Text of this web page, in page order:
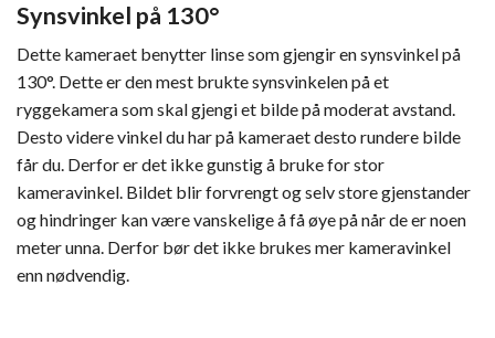
Synsvinkel på 130°
Dette kameraet benytter linse som gjengir en synsvinkel på
130°. Dette er den mest brukte synsvinkelen på et
ryggekamera som skal gjengi et bilde på moderat avstand.
Desto videre vinkel du har på kameraet desto rundere bilde
får du. Derfor er det ikke gunstig å bruke for stor
kameravinkel. Bildet blir forvrengt og selv store gjenstander
og hindringer kan være vanskelige å få øye på når de er noen
meter unna. Derfor bør det ikke brukes mer kameravinkel
enn nødvendig.